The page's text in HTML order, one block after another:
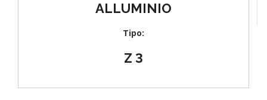
ALLUMINIO
Tipo:
Z 3